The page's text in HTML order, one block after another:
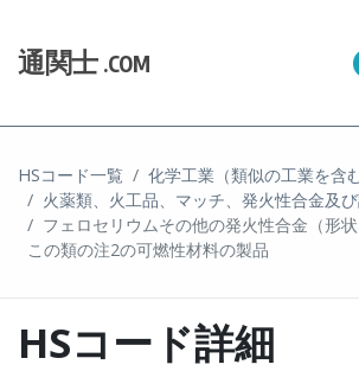
通関士 .COM
HSコード一覧
化学工業（類似の工業を含
火薬類、火工品、マッチ、発火性合金及
フェロセリウムその他の発火性合金（形
この類の注2の可燃性材料の製品
HSコード詳細
通関Ｑ＆Ａ
HSコード